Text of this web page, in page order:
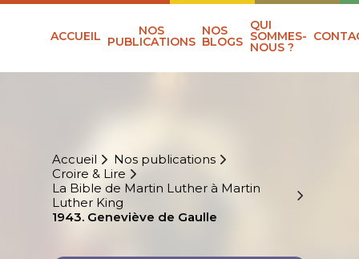
ACCUEIL NOS
PUBLICATIONS
NOS
BLOGS
QUI
SOMMES-
NOUS ?
Accueil
Nos publications
Croire & Lire
La Bible de Martin Luther à Martin
Luther King
1943. Geneviève de Gaulle